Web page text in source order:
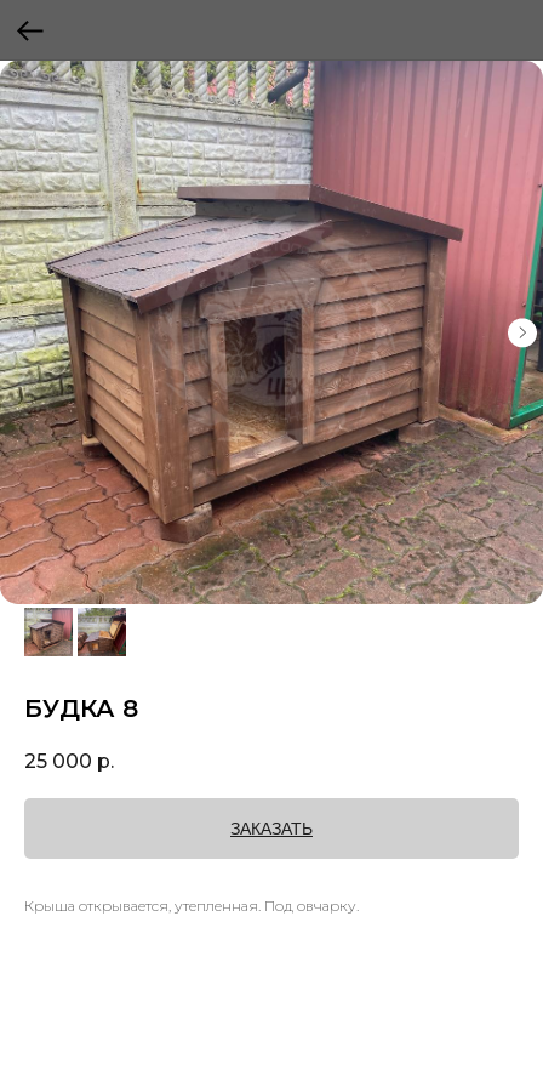
БУДКА 8
25 000 р.
ЗАКАЗАТЬ
Крыша открывается, утепленная. Под овчарку.